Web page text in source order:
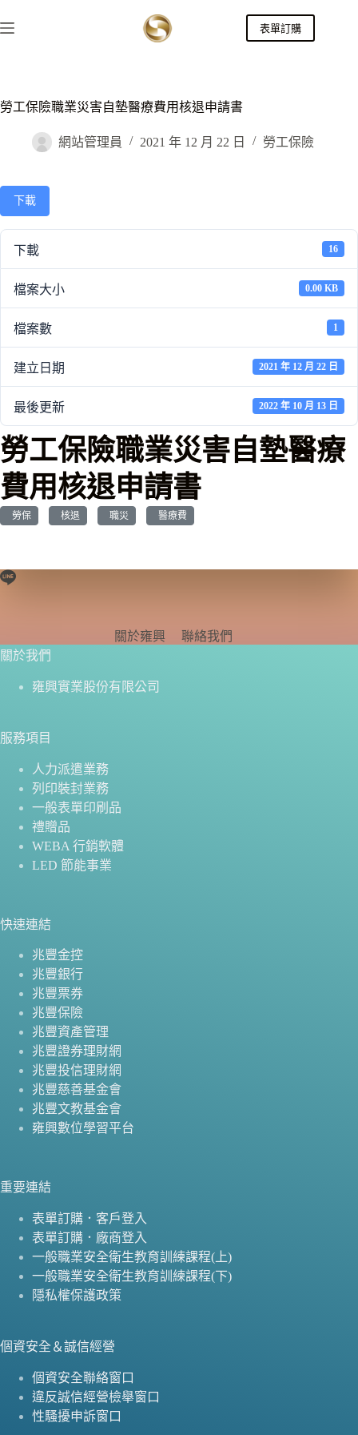
至
容
表單訂購
勞工保險職業災害自墊醫療費用核退申請書
網站管理員 2021 年 12 月 22 日 勞工保險
下載
下載 16
檔案大小 0.00 KB
檔案數 1
建立日期 2021 年 12 月 22 日
最後更新 2022 年 10 月 13 日
勞工保險職業災害自墊醫療
費用核退申請書
勞保 核退 職災 醫療費
關於雍興
聯絡我們
關於我們
雍興實業股份有限公司
服務項目
人力派遣業務
列印裝封業務
一般表單印刷品
禮贈品
WEBA 行銷軟體
LED 節能事業
快速連結
兆豐金控
兆豐銀行
兆豐票券
兆豐保險
兆豐資產管理
兆豐證券理財網
兆豐投信理財網
兆豐慈善基金會
兆豐文教基金會
雍興數位學習平台
重要連結
表單訂購．客戶登入
表單訂購．廠商登入
一般職業安全衛生教育訓練課程(上)
一般職業安全衛生教育訓練課程(下)
隱私權保護政策
個資安全＆誠信經營
個資安全聯絡窗口
違反誠信經營檢舉窗口
性騷擾申訴窗口